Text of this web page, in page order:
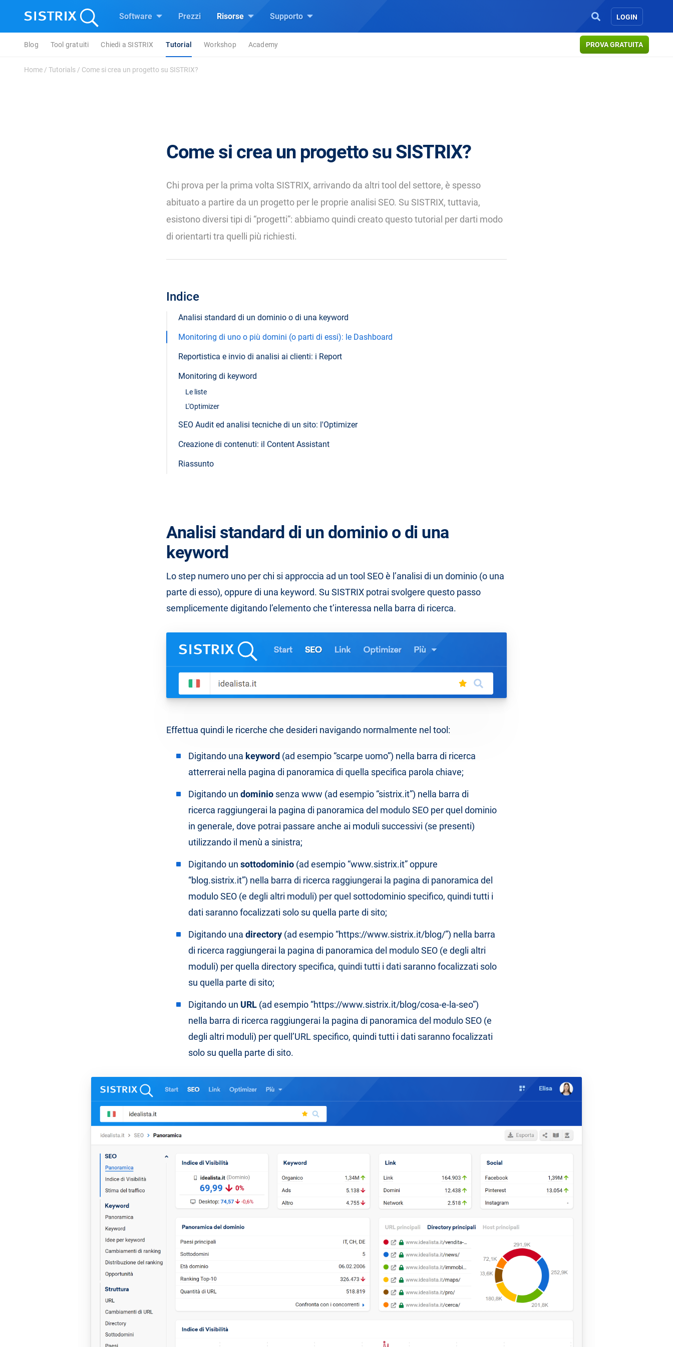
Software Prezzi Risorse Supporto LOGIN
PROVA GRATUITA
Blog Tool gratuiti Chiedi a SISTRIX Tutorial Workshop Academy
Home / Tutorials / Come si crea un progetto su SISTRIX?
Come si crea un progetto su SISTRIX?
Chi prova per la prima volta SISTRIX, arrivando da altri tool del settore, è spesso
abituato a partire da un progetto per le proprie analisi SEO. Su SISTRIX, tuttavia,
esistono diversi tipi di “progetti”: abbiamo quindi creato questo tutorial per darti modo
di orientarti tra quelli più richiesti.
Indice
Analisi standard di un dominio o di una keyword
Monitoring di uno o più domini (o parti di essi): le Dashboard
Reportistica e invio di analisi ai clienti: i Report
Monitoring di keyword
Le liste
L'Optimizer
SEO Audit ed analisi tecniche di un sito: l'Optimizer
Creazione di contenuti: il Content Assistant
Riassunto
Analisi standard di un dominio o di una
keyword
Lo step numero uno per chi si approccia ad un tool SEO è l’analisi di un dominio (o una
parte di esso), oppure di una keyword. Su SISTRIX potrai svolgere questo passo
semplicemente digitando l’elemento che t’interessa nella barra di ricerca.
Effettua quindi le ricerche che desideri navigando normalmente nel tool:
Digitando una keyword (ad esempio “scarpe uomo”) nella barra di ricerca
atterrerai nella pagina di panoramica di quella specifica parola chiave;
Digitando un dominio senza www (ad esempio “sistrix.it”) nella barra di
ricerca raggiungerai la pagina di panoramica del modulo SEO per quel dominio
in generale, dove potrai passare anche ai moduli successivi (se presenti)
utilizzando il menù a sinistra;
Digitando un sottodominio (ad esempio “www.sistrix.it” oppure
“blog.sistrix.it”) nella barra di ricerca raggiungerai la pagina di panoramica del
modulo SEO (e degli altri moduli) per quel sottodominio specifico, quindi tutti i
dati saranno focalizzati solo su quella parte di sito;
Digitando una directory (ad esempio “https://www.sistrix.it/blog/”) nella barra
di ricerca raggiungerai la pagina di panoramica del modulo SEO (e degli altri
moduli) per quella directory specifica, quindi tutti i dati saranno focalizzati solo
su quella parte di sito;
Digitando un URL (ad esempio “https://www.sistrix.it/blog/cosa-e-la-seo”)
nella barra di ricerca raggiungerai la pagina di panoramica del modulo SEO (e
degli altri moduli) per quell’URL specifico, quindi tutti i dati saranno focalizzati
solo su quella parte di sito.